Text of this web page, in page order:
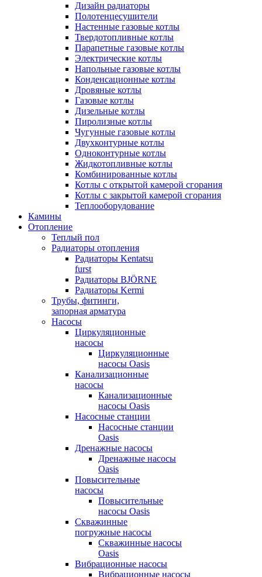
Дизайн радиаторы
Полотенцесушители
Настенные газовые котлы
Твердотопливные котлы
Парапетные газовые котлы
Электрические котлы
Напольные газовые котлы
Конденсационные котлы
Дровяные котлы
Газовые котлы
Дизельные котлы
Пиролизные котлы
Чугунные газовые котлы
Двухконтурные котлы
Одноконтурные котлы
Жидкотопливные котлы
Комбинированные котлы
Котлы с открытой камерой сгорания
Котлы с закрытой камерой сгорания
Теплооборудование
Камины
Отопление
Теплый пол
Радиаторы отопления
Радиаторы Kentatsu
furst
Радиаторы BJÖRNE
Радиаторы Kermi
Трубы, фитинги,
запорная арматура
Насосы
Циркуляционные
насосы
Циркуляционные
насосы Oasis
Канализационные
насосы
Канализационные
насосы Oasis
Насосные станции
Насосные станции
Oasis
Дренажные насосы
Дренажные насосы
Oasis
Повысительные
насосы
Повысительные
насосы Oasis
Скважинные
погружные насосы
Скважинные насосы
Oasis
Вибрационные насосы
Вибрационные насосы